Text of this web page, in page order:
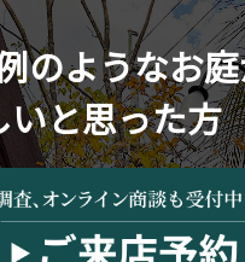
のようなお
いと思った方